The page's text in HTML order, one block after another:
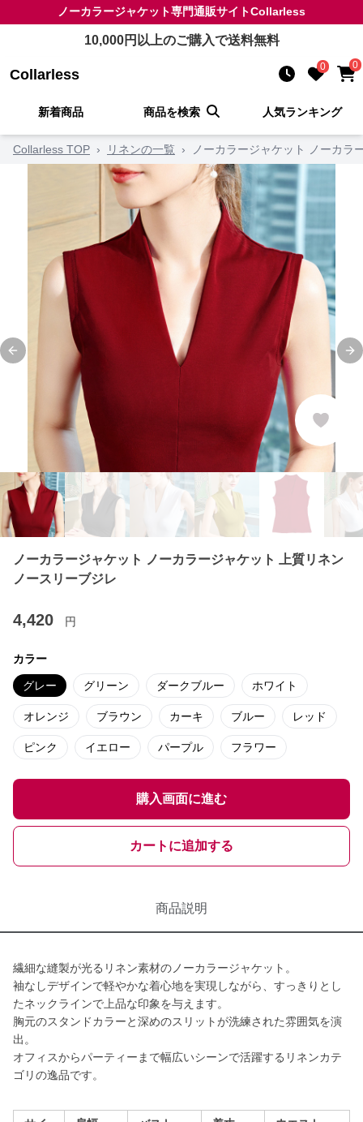
ノーカラージャケット専門通販サイトCollarless
10,000円以上のご購入で送料無料
Collarless 0 0
新着商品 商品を検索 人気ランキング
Collarless TOP › リネンの一覧 › ノーカラージャケット ノーカラ
Previous slide
ノーカラージャケット ノーカラージャケット 上質リネン
ノースリーブジレ
4,420 円
カラー
グレー グリーン ダークブルー ホワイト
オレンジ ブラウン カーキ ブルー レッド
ピンク イエロー パープル フラワー
購入画面に進む
カートに追加する
商品説明
繊細な縫製が光るリネン素材のノーカラージャケット。
袖なしデザインで軽やかな着心地を実現しながら、すっきりとし
たネックラインで上品な印象を与えます。
胸元のスタンドカラーと深めのスリットが洗練された雰囲気を演
出。
オフィスからパーティーまで幅広いシーンで活躍するリネンカテ
ゴリの逸品です。